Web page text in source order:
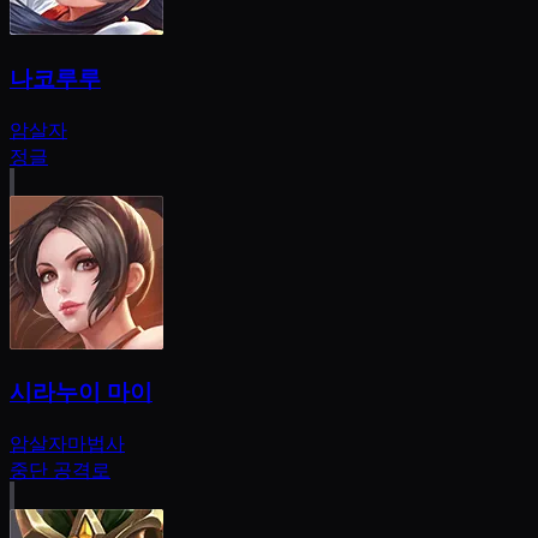
나코루루
암살자
정글
시라누이 마이
암살자마법사
중단 공격로